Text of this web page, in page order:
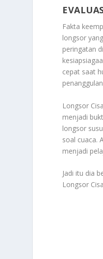
Fakta
longsor
peringatan
cepat saat
Longsor
menjadi
longsor
soal cuaca.
menjadi
Jadi itu dia
Longsor